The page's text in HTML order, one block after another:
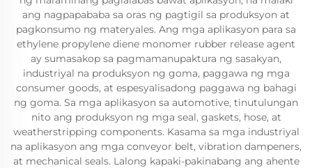
ang nagpapababa sa oras ng pagtigil sa produksyon at
pagkonsumo ng materyales. Ang mga aplikasyon para sa
ethylene propylene diene monomer rubber release agent
ay sumasakop sa pagmamanupaktura ng sasakyan,
industriyal na produksyon ng goma, paggawa ng mga
consumer goods, at espesyalisadong paggawa ng bahagi
ng goma. Sa mga aplikasyon sa automotive, tinutulungan
nito ang produksyon ng mga seal, gaskets, hose, at
weatherstripping components. Kasama sa mga industriyal
na aplikasyon ang mga conveyor belt, vibration dampeners,
at mechanical seals. Lalong kapaki-pakinabang ang ahente